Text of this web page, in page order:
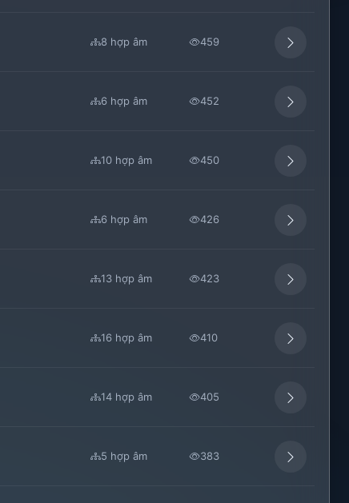
8 hợp âm 459
6 hợp âm 452
10 hợp âm 450
6 hợp âm 426
13 hợp âm 423
16 hợp âm 410
14 hợp âm 405
5 hợp âm 383